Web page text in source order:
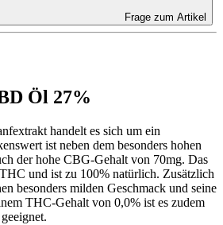
Frage zum Artikel
Öl 27%
handelt es sich um ein
ist neben dem besonders hohen
der hohe CBG-Gehalt von 70mg. Das
und ist zu 100% natürlich. Zusätzlich
besonders milden Geschmack und seine
THC-Gehalt von 0,0% ist es zudem